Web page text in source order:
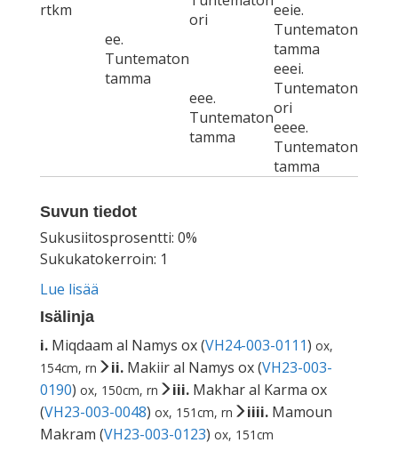
rtkm
ee.
Tuntematon
tamma
ori
eeie.
Tuntematon
tamma
eee.
Tuntematon
tamma
eeei.
Tuntematon
ori
eeee.
Tuntematon
tamma
Suvun tiedot
Sukusiitosprosentti: 0%
Sukukatokerroin: 1
Lue lisää
Isälinja
i. Miqdaam al Namys ox (VH24-003-0111) ox,
154cm, rn
ii. Makiir al Namys ox (VH23-003-
0190) ox, 150cm, rn iii. Makhar al Karma ox
(VH23-003-0048) ox, 151cm, rn iiii. Mamoun
Makram (VH23-003-0123) ox, 151cm